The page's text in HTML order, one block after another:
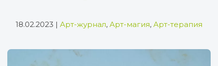
18.02.2023 | Арт-журнал, Арт-магия, Арт-терапия